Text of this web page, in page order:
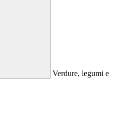
Verdure, legumi e